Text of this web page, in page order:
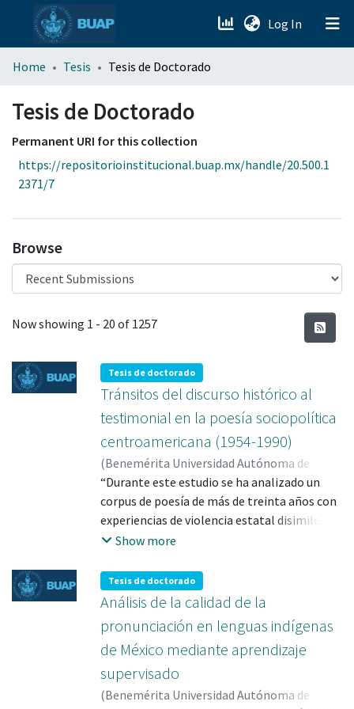
Log In (current)
menu.section.about_menu
All of DSpace
Home Tesis Tesis de Doctorado
Tesis de Doctorado
Permanent URI for this collection
https://repositorioinstitucional.buap.mx/handle/20.500.1
2371/7
Browse
Recent Submissions
Now showing 1 - 20 of 1257
Tesis de doctorado
Tránsitos del discurso histórico al
testimonial en la poesía sociopolítica
centroamericana (1954-1990)
(Benemérita Universidad Autónoma de
Puebla,2026-01)González Martínez, Erik
Javier; González Martínez, Erik Javier; 0000-
0002-7787-0405;Ali
“Durante este estudio se ha analizado un
corpus de poesía de más de treinta años con
experiencias de violencia estatal disimiles,
aunque hermanadas por una historia en
teóricas la historia conceptual, la teoría
crítica benjaminiana de la historia y el
de vista de la filosofía latinoamericana,
específicamente con Enrique Dussel. Esta
tesis no tuvo como objeto señalar la
totalidad de los problemas estéticos y
Show more
Tesis de doctorado
Análisis de la calidad de la
pronunciación en lenguas indígenas
de México mediante aprendizaje
supervisado
(Benemérita Universidad Autónoma de